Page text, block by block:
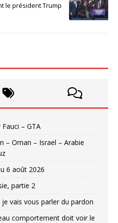
le président Trump
– GTA
– Oman – Israel – Arabie
6 août 2026
partie 2
vais vous parler du pardon
comportement doit voir le